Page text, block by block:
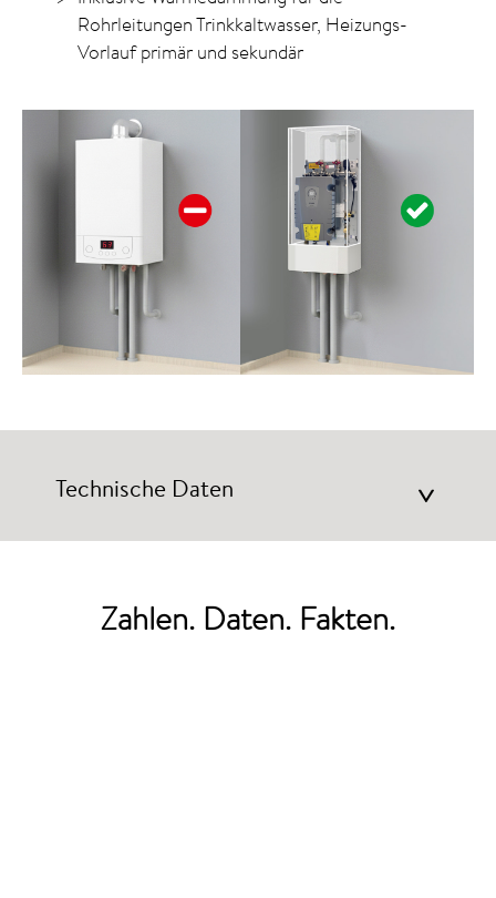
Rohrleitungen Trinkkaltwasser, Heizungs-
Vorlauf primär und sekundär
Technische Daten >
Zahlen. Daten. Fakten.